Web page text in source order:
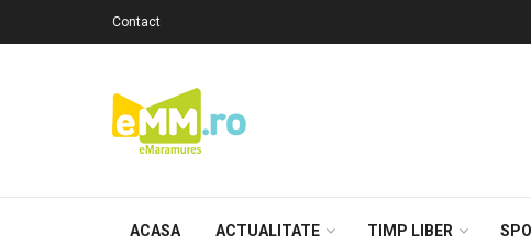
Contact
ACASA ACTUALITATE TIMP LIBER